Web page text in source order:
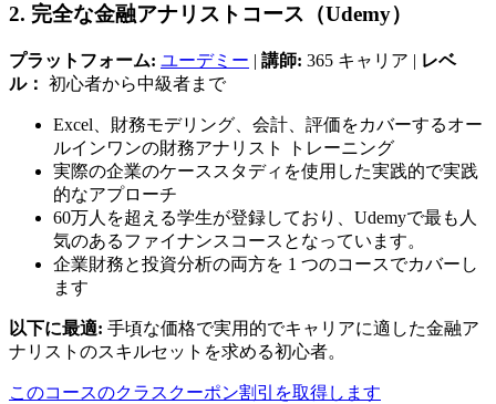
2. 完全な金融アナリストコース（Udemy）
プラットフォーム: ユーデミー | 講師: 365 キャリア | レベ
ル： 初心者から中級者まで
Excel、財務モデリング、会計、評価をカバーするオー
ルインワンの財務アナリスト トレーニング
実際の企業のケーススタディを使用した実践的で実践
的なアプローチ
60万人を超える学生が登録しており、Udemyで最も人
気のあるファイナンスコースとなっています。
企業財務と投資分析の両方を 1 つのコースでカバーし
ます
以下に最適: 手頃な価格で実用的でキャリアに適した金融ア
ナリストのスキルセットを求める初心者。
このコースのクラスクーポン割引を取得します